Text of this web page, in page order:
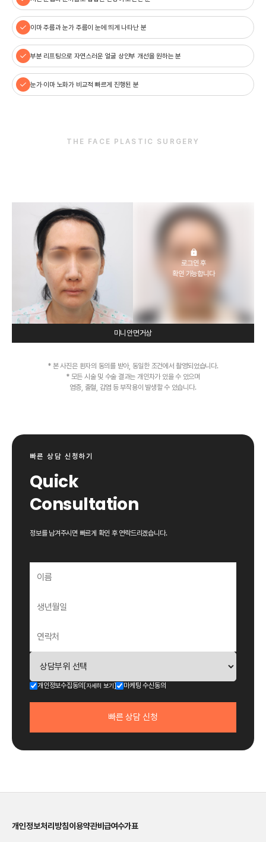
이마 주름과 눈가 주름이 눈에 띄게 나타난 분
부분 리프팅으로 자연스러운 얼굴 상안부 개선을 원하는 분
눈가·이마 노화가 비교적 빠르게 진행된 분
THE FACE PLASTIC SURGERY
로그인 후
확인 가능합니다
미니안면거상
* 본 사진은 환자의 동의를 받아, 동일한 조건에서 촬영되었습니다.
* 모든 시술 및 수술 결과는 개인차가 있을 수 있으며
염증, 출혈, 감염 등 부작용이 발생할 수 있습니다.
빠른 상담 신청하기
Quick
Consultation
정보를 남겨주시면 빠르게 확인 후 연락드리겠습니다.
개인정보수집동의 [자세히 보기] 마케팅 수신동의
빠른 상담 신청
개인정보처리방침이용약관비급여수가표